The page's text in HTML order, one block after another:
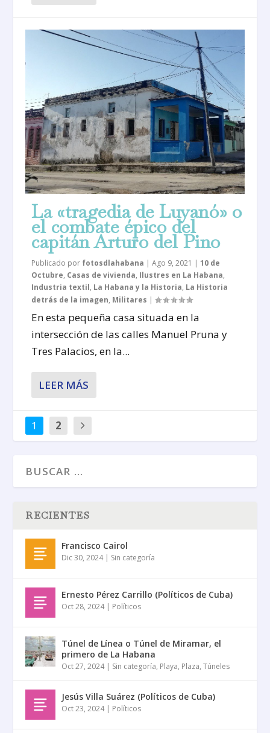
La «tragedia de Luyanó» o
el combate épico del
capitán Arturo del Pino
Publicado por fotosdlahabana |Ago 9, 2021 |10 de
Octubre, Casas de vivienda, Ilustres en La Habana,
Industria textil, La Habana y la Historia, La Historia
detrás de la imagen, Militares |
En esta pequeña casa situada en la
intersección de las calles Manuel Pruna y
Tres Palacios, en la...
LEER MÁS
1 2
RECIENTES
Francisco Cairol
Dic 30, 2024| Sin categoría
Ernesto Pérez Carrillo (Políticos de Cuba)
Oct 28, 2024| Políticos
Túnel de Línea o Túnel de Miramar, el
primero de La Habana
Oct 27, 2024| Sin categoría, Playa, Plaza,Túneles
Jesús Villa Suárez (Políticos de Cuba)
Oct 23, 2024| Políticos